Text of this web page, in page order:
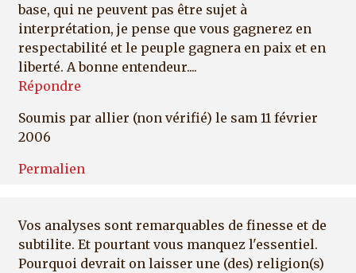
base, qui ne peuvent pas être sujet à
interprétation, je pense que vous gagnerez en
respectabilité et le peuple gagnera en paix et en
liberté. A bonne entendeur....
Répondre
Soumis par allier (non vérifié) le sam 11 février
2006
Permalien
Vos analyses sont remarquables de finesse et de
subtilite. Et pourtant vous manquez l'essentiel.
Pourquoi devrait on laisser une (des) religion(s)